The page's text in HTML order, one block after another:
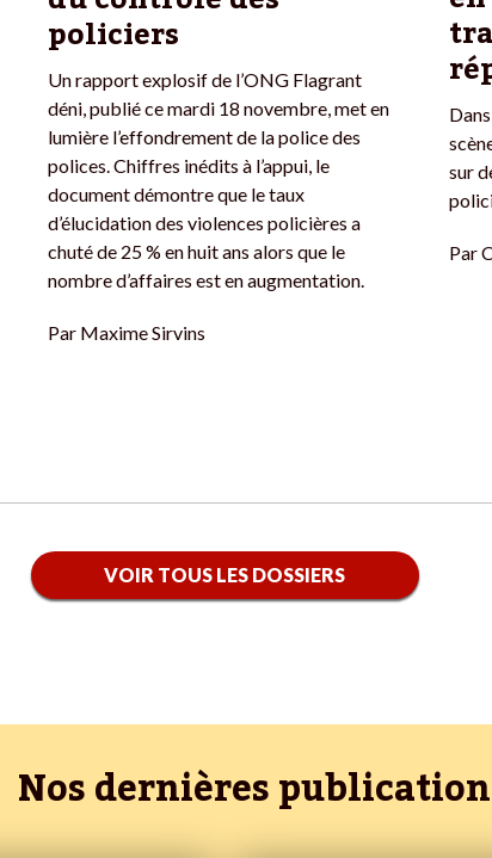
policiers
Un rapport explosif de l’ONG Flagrant
déni, publié ce mardi 18 novembre, met en
lumière l’effondrement de la police des
polices. Chiffres inédits à l’appui, le
document démontre que le taux
d’élucidation des violences policières a
chuté de 25 % en huit ans alors que le
nombre d’affaires est en augmentation.
Par Maxime Sirvins
sur
Par
VOIR TOUS LES DOSSIERS
Nos dernières